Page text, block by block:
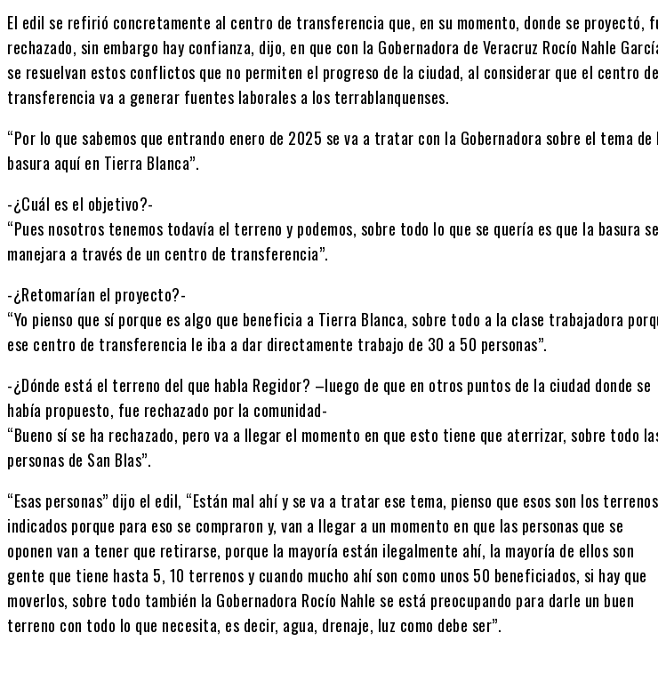
El edil se refirió concretamente al centro de transferencia que, en su momento, donde se proyectó,
rechazado, sin embargo hay confianza, dijo, en que con la Gobernadora de Veracruz Rocío Nahle
se resuelvan estos conflictos que no permiten el progreso de la ciudad, al considerar que el centro de
transferencia va a generar fuentes laborales a los terrablanquenses.
“Por lo que sabemos que entrando enero de 2025 se va a tratar con la Gobernadora sobre el tema de
basura aquí en Tierra Blanca”.
-¿Cuál es el objetivo?-
“Pues nosotros tenemos todavía el terreno y podemos, sobre todo lo que se quería es que la basura se
manejara a través de un centro de transferencia”.
-¿Retomarían el proyecto?-
“Yo pienso que sí porque es algo que beneficia a Tierra Blanca, sobre todo a la clase trabajadora
ese centro de transferencia le iba a dar directamente trabajo de 30 a 50 personas”.
-¿Dónde está el terreno del que habla Regidor? –luego de que en otros puntos de la ciudad donde se
había propuesto, fue rechazado por la comunidad-
“Bueno sí se ha rechazado, pero va a llegar el momento en que esto tiene que aterrizar, sobre todo
personas de San Blas”.
“Esas personas” dijo el edil, “Están mal ahí y se va a tratar ese tema, pienso que esos son los terrenos
indicados porque para eso se compraron y, van a llegar a un momento en que las personas que se
oponen van a tener que retirarse, porque la mayoría están ilegalmente ahí, la mayoría de ellos son
gente que tiene hasta 5, 10 terrenos y cuando mucho ahí son como unos 50 beneficiados, si hay que
moverlos, sobre todo también la Gobernadora Rocío Nahle se está preocupando para darle un buen
terreno con todo lo que necesita, es decir, agua, drenaje, luz como debe ser”.